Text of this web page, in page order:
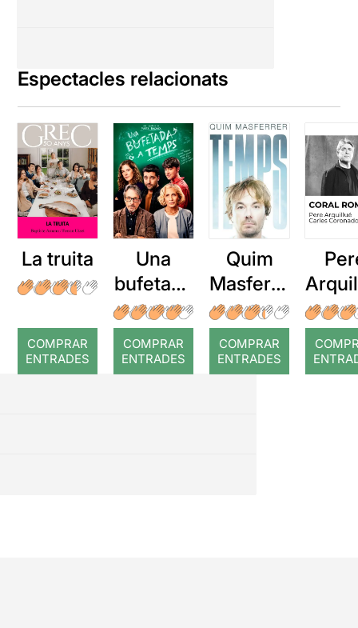
Espectacles relacionats
La truita
COMPRAR
ENTRADES
Una
bufetada
a temps
COMPRAR
ENTRADES
Quim
Masferre
r: Temps
COMPRAR
ENTRADES
: